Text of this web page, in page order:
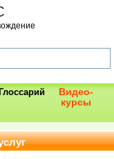
Глоссарий
Видео-
курсы